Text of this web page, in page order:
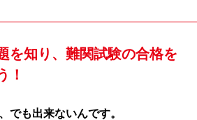
を知り、 難関試験の合格を
！
でも出来ないんです。